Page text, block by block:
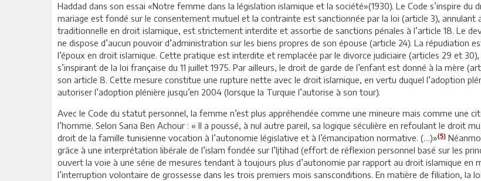
Haddad dans son essai «Notre femme dans la législation islamique et la société»(1930). Le Code s’inspire
mariage est fondé sur le consentement mutuel et la contrainte est sanctionnée par la loi (article 3), annulant
traditionnelle en droit islamique, est strictement interdite et assortie de sanctions pénales à l’article 18. Le
ne dispose d’aucun pouvoir d’administration sur les biens propres de son épouse (article 24). La répudiation
l’époux en droit islamique. Cette pratique est interdite et remplacée par le divorce judiciaire (articles 29 et
s’inspirant de la loi française du 11 juillet 1975. Par ailleurs, le droit de garde de l’enfant est donné à la mère
son article 8. Cette mesure constitue une rupture nette avec le droit islamique, en vertu duquel l’adoption
autoriser l’adoption plénière jusqu’en 2004 (lorsque la Turquie l’autorise à son tour).
Avec le Code du statut personnel, la femme n’est plus appréhendée comme une mineure mais comme une
l’homme. Selon Sana Ben Achour : « Il a poussé, à nul autre pareil, sa logique séculière en refoulant le droit
droit de la famille tunisienne vocation à l’autonomie législative et à l’émancipation normative. (…)»(5)
grâce à une interprétation libérale de l’islam fondée sur l’Ijtihad (effort de réflexion personnel basé sur les
ouvert la voie à une série de mesures tendant à toujours plus d’autonomie par rapport au droit islamique en
l’interruption volontaire de grossesse dans les trois premiers mois sansconditions. En matière de filiation, la